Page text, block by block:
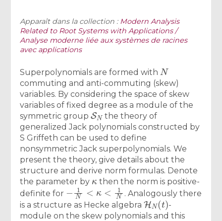
Apparaît dans la collection : Modern Analysis
Related to Root Systems with Applications /
Analyse moderne liée aux systèmes de racines
avec applications
Superpolynomials are formed with
N
commuting and anti-commuting (skew)
variables. By considering the space of skew
variables of fixed degree as a module of the
symmetric group
SN
the theory of
generalized Jack polynomials constructed by
S Griffeth can be used to define
nonsymmetric Jack superpolynomials. We
present the theory, give details about the
structure and derive norm formulas. Denote
the parameter by
κ
then the norm is positive-
definite for
−1N<κ< 1N
. Analogously there
is a structure as Hecke algebra
HN(t)
-
module on the skew polynomials and this